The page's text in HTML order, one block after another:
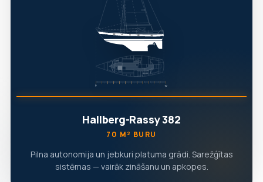
Hallberg-Rassy 382
70 M² BURU
Pilna autonomija un jebkuri platuma grādi. Sarežģītas
sistēmas — vairāk zināšanu un apkopes.